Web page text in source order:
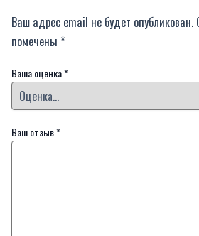
Ваш адрес email не будет опубликован.
помечены *
Ваша оценка*
Ваш отзыв*